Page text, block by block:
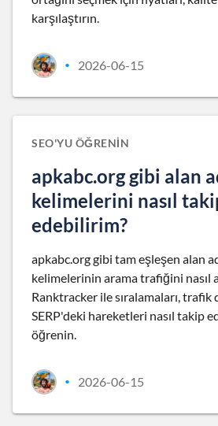
karşılaştırın.
• 2026-06-15
SEO'YU ÖĞRENIN
apkabc.org gibi alan
kelimelerini nasıl
edebilirim?
apkabc.org gibi tam eşleşen alan
kelimelerinin arama trafiğini nasıl
Ranktracker ile sıralamaları,
SERP'deki hareketleri nasıl takip
öğrenin.
• 2026-06-15